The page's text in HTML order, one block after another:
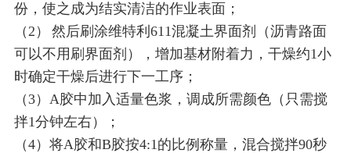
份，使之成为结实清洁的作业表面；
（2） 然后刷涂维特利611混凝土界面剂（沥青路面
可以不用刷界面剂），增加基材附着力，干燥约1小
时确定干燥后进行下一工序；
（3）A胶中加入适量色浆，调成所需颜色（只需搅
拌1分钟左右）；
（4）将A胶和B胶按4:1的比例称量，混合搅拌90秒